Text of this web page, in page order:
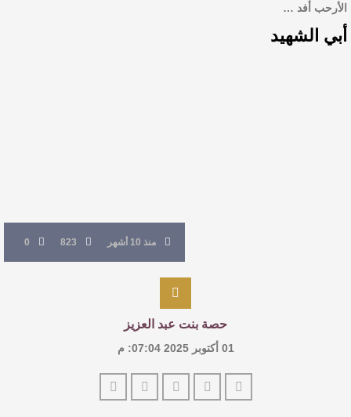
النصوص
آليات البناء الاستهلالي في رواية : ( على كف رتويت )
الأرحب أفد …
أبي الشهيد
منذ 10 أشهر 823
0
حصة بنت عبد العزيز
01 أكتوبر 2025 07:04: م